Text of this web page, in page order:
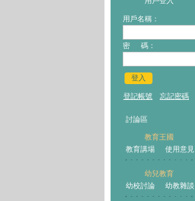
用戶名稱：
密 碼：
登入
登記帳號 忘記密碼
討論區
教育王國
教育講場
使用意見
幼兒教育
幼校討論
幼教雜談